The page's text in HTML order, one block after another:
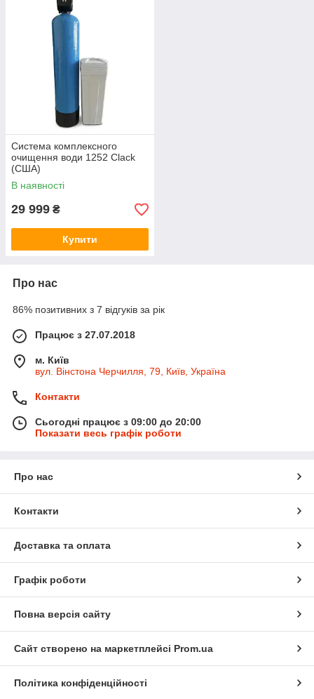
Система комплексного
очищення води 1252 Clack
(США)
В наявності
29 999 ₴
Купити
Про нас
86% позитивних з 7 відгуків за рік
Працює з 27.07.2018
м. Київ
вул. Вінстона Черчилля, 79, Київ, Україна
Контакти
Сьогодні працює з 09:00 до 20:00
Показати весь графік роботи
Про нас
Контакти
Доставка та оплата
Графік роботи
Повна версія сайту
Сайт створено на маркетплейсі Prom.ua
Політика конфіденційності